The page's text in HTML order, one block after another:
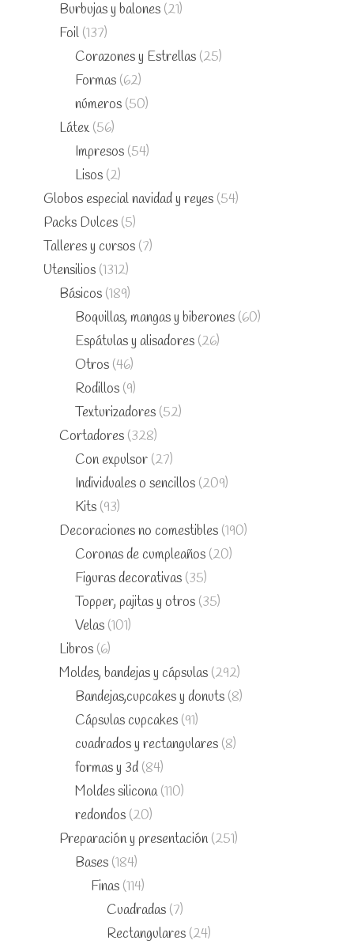
Burbujas y balones (21)
Foil (137)
Corazones y Estrellas (25)
Formas (62)
números (50)
Látex (56)
Impresos (54)
Lisos (2)
Globos especial navidad y reyes (54)
Packs Dulces (5)
Talleres y cursos (7)
Utensilios (1312)
Básicos (189)
Boquillas, mangas y biberones (60)
Espátulas y alisadores (26)
Otros (46)
Rodillos (9)
Texturizadores (52)
Cortadores (328)
Con expulsor (27)
Individuales o sencillos (209)
Kits (93)
Decoraciones no comestibles (190)
Coronas de cumpleaños (20)
Figuras decorativas (35)
Topper, pajitas y otros (35)
Velas (101)
Libros (6)
Moldes, bandejas y cápsulas (292)
Bandejas,cupcakes y donuts (8)
Cápsulas cupcakes (91)
cuadrados y rectangulares (8)
formas y 3d (84)
Moldes silicona (110)
redondos (20)
Preparación y presentación (251)
Bases (184)
Finas (114)
Cuadradas (7)
Rectangulares (24)